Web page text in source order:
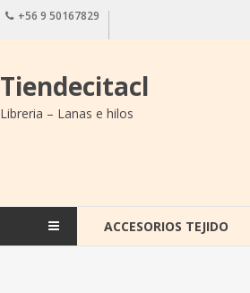
+56 9 50167829
Tiendecitacl
Libreria – Lanas e hilos
ACCESORIOS TEJIDO